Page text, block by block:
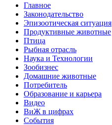
Главное
Законодательство
Эпизоотическая ситуация
Продуктивные животные
Птица
Рыбная отрасль
Наука и Технологии
Зообизнес
Домашние животные
Потребитель
Образование и карьера
Видео
ВиЖ в цифрах
События